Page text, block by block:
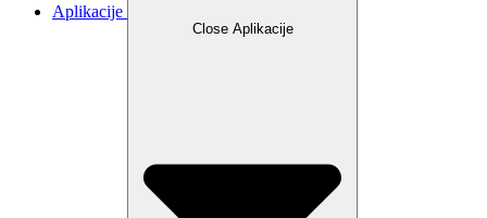
Aplikacije
Close Aplikacije